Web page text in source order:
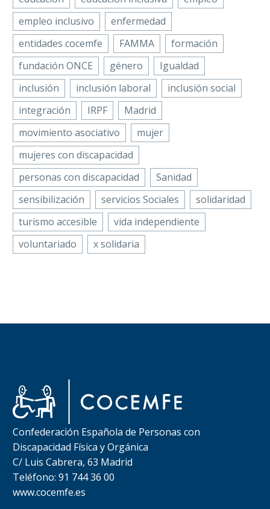
empleo inclusivo
enfermedad
entidades cocemfe
FAMMA
formación
fundación ONCE
género
Igualdad
inclusión
inclusión laboral
inclusión social
integración
IRPF
Madrid
movimiento asociativo
mujer
mujeres con discapacidad
personas con discapacidad
Sanidad
sensibilización
servicios Sociales
solidaridad
turismo accesible
vida independiente
voluntariado
x solidaria
Confederación Española de Personas con
Discapacidad Física y Orgánica
C/ Luis Cabrera, 63 Madrid
Teléfono: 91 744 36 00
www.cocemfe.es